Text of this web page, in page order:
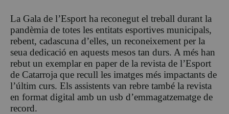
La Gala de l’Esport ha reconegut el treball durant la
pandèmia de totes les entitats esportives municipals,
rebent, cadascuna d’elles, un reconeixement per la
seua dedicació en aquests mesos tan durs. A més han
rebut un exemplar en paper de la revista de l’Esport
de Catarroja que recull les imatges més impactants de
l’últim curs. Els assistents van rebre també la revista
en format digital amb un usb d’emmagatzematge de
record.